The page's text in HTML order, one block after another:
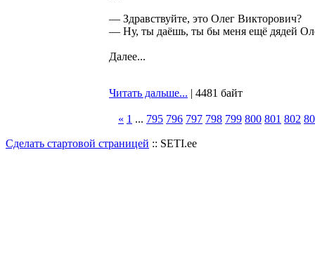
— Здравствуйте, это Олег Викторович?
— Ну, ты даёшь, ты бы меня ещё дядей
Далее...
Читать дальше... | 4481 байт
« 1 ... 795 796 797 798 799 800 801 802
Сделать стартовой страницей :: SETI.ee